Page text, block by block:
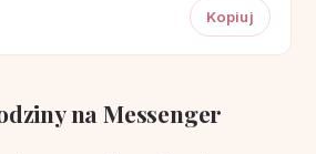
Kopiuj
na Messenger